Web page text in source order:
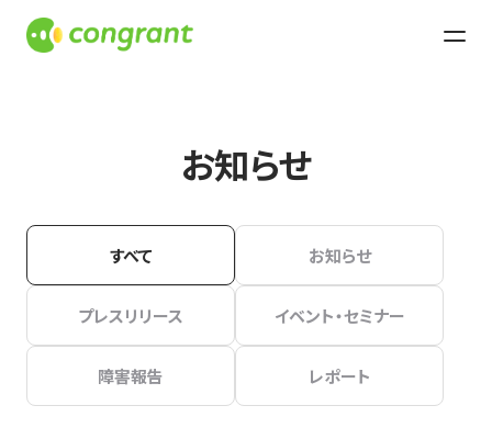
お知らせ
すべて お知らせ
プレスリリース イベント・セミナー
障害報告 レポート